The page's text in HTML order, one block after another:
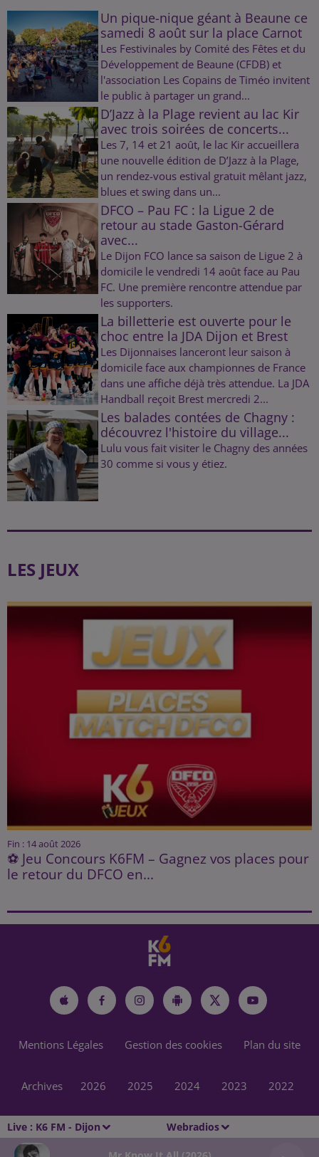
Live : K6 FM - Dijon Webradios
Un pique-nique géant à Beaune ce
samedi 8 août sur la place Carnot
Les Festivinales by Comité des Fêtes et du
Développement de Beaune (CFDB) et
l'association Les Copains de Timéo invitent
le public à partager un grand...
D’Jazz à la Plage revient au lac Kir
avec trois soirées de concerts...
Les 7, 14 et 21 août, le lac Kir accueillera
une nouvelle édition de D’Jazz à la Plage,
un rendez-vous estival gratuit mêlant jazz,
blues et swing dans un...
DFCO – Pau FC : la Ligue 2 de
retour au stade Gaston-Gérard
avec...
Le Dijon FCO lance sa saison de Ligue 2 à
domicile le vendredi 14 août face au Pau
FC. Une première rencontre attendue par
les supporters.
La billetterie est ouverte pour le
choc entre la JDA Dijon et Brest
Les Dijonnaises lanceront leur saison à
domicile face aux championnes de France
dans une affiche déjà très attendue. La JDA
Handball reçoit Brest mercredi 2...
Les balades contées de Chagny :
découvrez l'histoire du village...
Lulu vous fait visiter le Chagny des années
30 comme si vous y étiez.
LES JEUX
Fin : 14 août 2026
⚽ Jeu Concours K6FM – Gagnez vos places pour
le retour du DFCO en...
Mentions Légales Gestion des cookies Plan du site
Archives 2026 2025 2024 2023 2022